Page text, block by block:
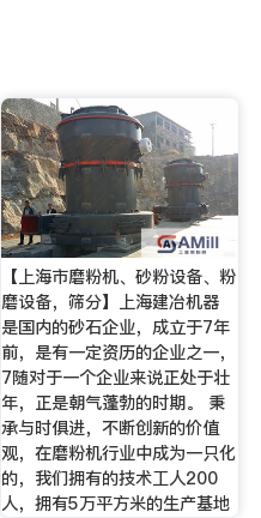
【上海市磨粉机、砂粉设备、粉
磨设备，筛分】上海建冶机器
是国内的砂石企业，成立于7年
前，是有一定资历的企业之一，
7随对于一个企业来说正处于壮
年，正是朝气蓬勃的时期。 秉
承与时俱进，不断创新的价值
观，在磨粉机行业中成为一只化
的，我们拥有的技术工人200
人，拥有5万平方米的生产基地